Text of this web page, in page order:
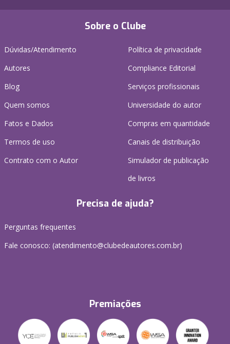
Sobre o Clube
Dúvidas/Atendimento
Autores
Blog
Quem somos
Fatos e Dados
Termos de uso
Contrato com o Autor
Política de privacidade
Compliance Editorial
Serviços profissionais
Universidade do autor
Compras em quantidade
Canais de distribuição
Simulador de publicação
de livros
Precisa de ajuda?
Perguntas frequentes
Fale conosco: (atendimento@clubedeautores.com.br)
Premiações